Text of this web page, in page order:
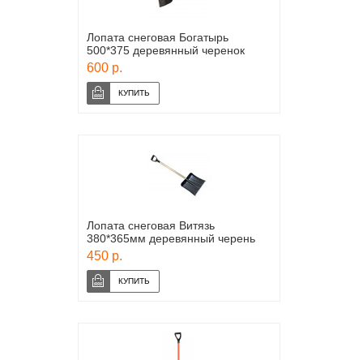
Лопата снеговая Богатырь
500*375 деревянный черенок
600 р.
Лопата снеговая Витязь
380*365мм деревянный черень
450 р.